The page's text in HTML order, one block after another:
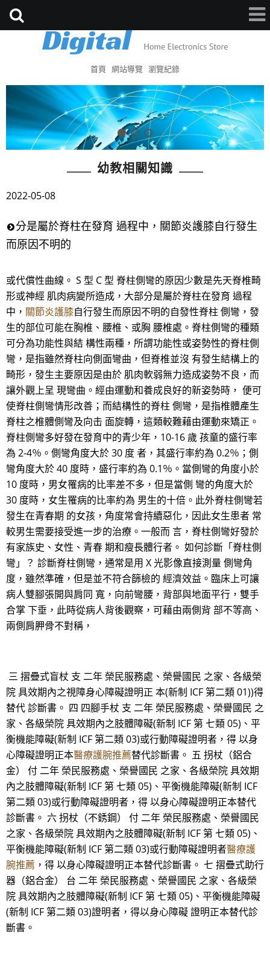
首頁 網站導覽 瀏覽紀錄
幼教相關知識
2022-05-08
分是屬於脊柱在發育 過程中，關節炎護膝自行發生
而原因不明的
或代償性曲線。 S 型 C 型 脊柱側彎的原因少數是先天脊椎畸
形或神經 肌肉病變所造成，大部分是屬於脊柱在發育 過程
中， 關節炎護膝自行發生而原因不明的自發性脊柱 側彎，發
生的部位可能在胸椎、腰椎、或胸 腰椎處。脊柱側彎的種類
可分為功能性與結 構性兩種，所謂功能性或姿勢性的脊柱側
彎，是指雖然脊柱向側面彎曲，但脊椎並沒 有發生結構上的
畸形，發生主要原因是由於 肌肉軟弱無力造成姿勢不良，而
讓外觀上呈 現彎曲。經由運動和養成良好的新姿勢時， 便可
使脊柱側彎情形改善；而結構性的脊柱 側彎，是指椎體產生
脊柱之椎體側彎及向击 面旋轉，這類較難藉由運動來矯正。
脊柱側彎多好發在發育中的青少年，10-16 歲 孩童的盛行率
為 2-4％。側彎角度大於 30 度 者，其盛行率約為 0.2％；側
彎角度大於 40 度時，盛行率約為 0.1％。當側彎的角度小於
10 度時，男女罹病的比率差不多，但是當側 彎的角度大於
30 度時，女生罹病的比率約為 男生的十倍。此外脊柱側彎若
發生在青春期 的女孩，角度常會持續惡化，因此女生患者 常
較男生需要接受進一步的治療。一般而 言，脊柱側彎好發於
有家族史、女性、青春 期和瘦長體行者。 如何診斷「脊柱側
彎」？ 診斷脊柱側彎，通常是用 X 光影像直接測量 側彎角
度，雖然準確，但是並不符合篩檢的 經濟效益。臨床上可讓
病人雙腳張開與肩同 寬，向前彎腰，背部與地面平行，雙手
合掌 下垂，此時從病人背後觀察，可藉由兩側背 部不等高、
兩側肩胛骨不對稱，
三 摺疊式盲杖 支 二年 榮民服務處、榮譽國民 之家、各級榮
院 具效期內之視障身心障礙證明正 本(新制 ICF 第二類 01))得
替代 診斷書。 四 四腳手杖 支 二年 榮民服務處、榮譽國民 之
家、各級榮院 具效期內之肢體障礙(新制 ICF 第 七類 05)、平
衡機能障礙(新制 ICF 第二類 03)或行動障礙證明者，得 以身
心障礙證明正本醫療護腕推薦替代診斷書。 五 拐杖（鋁合
金） 付 二年 榮民服務處、榮譽國民 之家、各級榮院 具效期
內之肢體障礙(新制 ICF 第 七類 05)、平衡機能障礙(新制 ICF
第二類 03)或行動障礙證明者，得 以身心障礙證明正本替代
診斷書。 六 拐杖（不銹鋼） 付 二年 榮民服務處、榮譽國民
之家、各級榮院 具效期內之肢體障礙(新制 ICF 第 七類 05)、
平衡機能障礙(新制 ICF 第二類 03)或行動障礙證明者醫療護
腕推薦 ，得 以身心障礙證明正本替代診斷書。 七 摺疊式助行
器（鋁合金） 台 二年 榮民服務處、榮譽國民 之家、各級榮
院 具效期內之肢體障礙(新制 ICF 第 七類 05)、平衡機能障礙
(新制 ICF 第二類 03)證明者，得以身心障礙 證明正本替代診
斷書。